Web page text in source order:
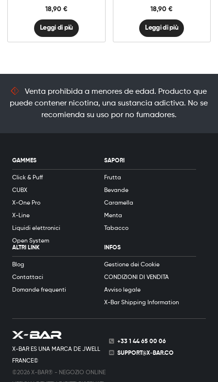
18,90 €
Leggi di più
18,90€
Leggi di più
Venta prohibida a menores de edad. Producto que
puede contener nicotina, una sustancia adictiva. No se
recomienda su uso por no fumadores.
X-BAR ES UNA MARCA DE JWELL
FRANCE©
©2026 X-BAR® - NEGOZIO ONLINE
+33 1 44 65 00 06
SUPPORT@X-BAR.CO
GAMMES
Click & Puff
CUBX
X-One Pro
X-Line
Liquidi elettronici
Open System
SAPORI
Frutta
Bevande
Caramella
Menta
Tabacco
ALTRI LINK
Blog
Contattaci
Domande frequenti
INFOS
Gestione dei Cookie
CONDIZIONI DI VENDITA
Avviso legale
X-Bar Shipping Information